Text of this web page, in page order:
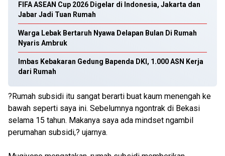
FIFA ASEAN Cup 2026 Digelar di Indonesia, Jakarta dan
Jabar Jadi Tuan Rumah
Warga Lebak Bertaruh Nyawa Delapan Bulan Di Rumah
Nyaris Ambruk
Imbas Kebakaran Gedung Bapenda DKI, 1.000 ASN Kerja
dari Rumah
?Rumah subsidi itu sangat berarti buat kaum menengah ke
bawah seperti saya ini. Sebelumnya ngontrak di Bekasi
selama 15 tahun. Makanya saya ada mindset ngambil
perumahan subsidi,? ujarnya.